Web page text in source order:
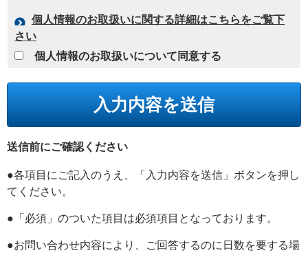
個人情報のお取扱いに関する詳細はこちらをご覧下
さい
個人情報のお取扱いについて同意する
送信前にご確認ください
●各項目にご記入のうえ、「入力内容を送信」ボタンを押し
てください。
●「必須」のついた項目は必須項目となっております。
●お問い合わせ内容により、ご回答するのに日数を要する場